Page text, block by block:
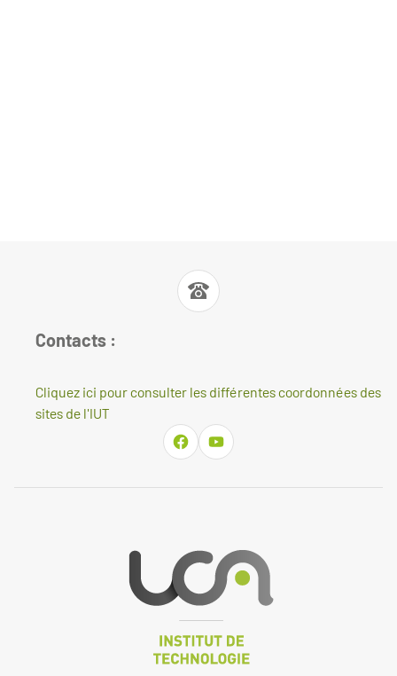
Contacts :
Cliquez ici pour consulter les différentes coordonnées des
sites de l'IUT